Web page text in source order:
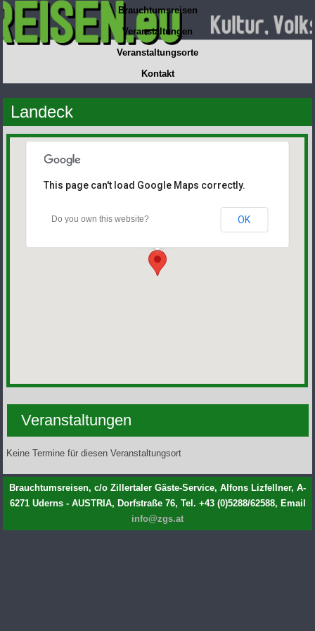
Brauchtumsreisen
Veranstaltungen
Veranstaltungsorte
Kontakt
Landeck
Landeck
This page can't load Google Maps correctly.
Do you own this website? OK
Veranstaltungen
Keine Termine für diesen Veranstaltungsort
Brauchtumsreisen, c/o Zillertaler Gäste-Service, Alfons Lizfellner, A-
6271 Uderns - AUSTRIA, Dorfstraße 76, Tel. +43 (0)5288/62588, Email
info@zgs.at